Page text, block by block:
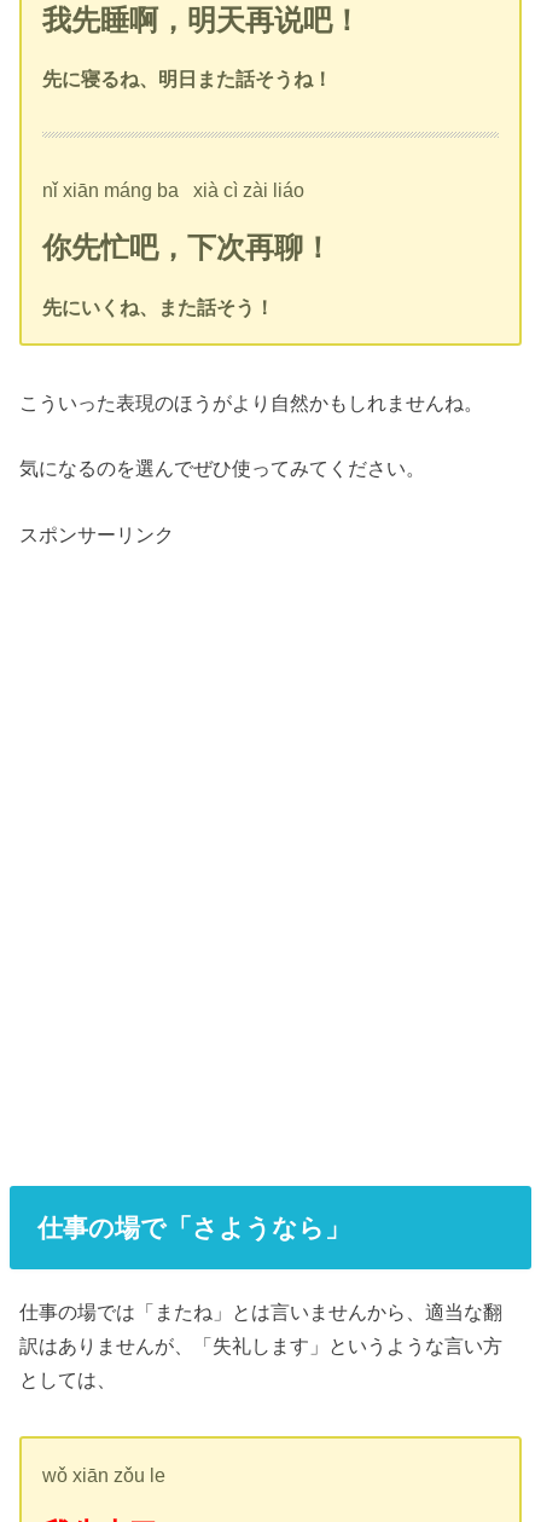
我先睡啊，明天再说吧！
先に寝るね、明日また話そうね！
nǐ xiān máng ba xià cì zài liáo
你先忙吧，下次再聊！
先にいくね、また話そう！
こういった表現のほうがより自然かもしれませんね。
気になるのを選んでぜひ使ってみてください。
スポンサーリンク
仕事の場で「さようなら」
仕事の場では「またね」とは言いませんから、適当な翻
訳はありませんが、「失礼します」というような言い方
としては、
wǒ xiān zǒu le